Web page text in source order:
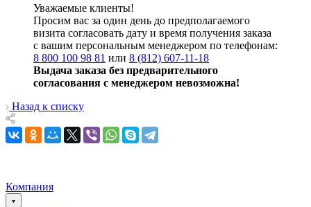
Уважаемые клиенты!
Просим вас за один день до предполагаемого
визита согласовать дату и время получения заказа
с вашим персональным менеджером по телефонам:
8 800 100 98 81 или 8 (812) 607-11-18
Выдача заказа без предварительного
согласования с менеджером невозможна!
Назад к списку
Компания